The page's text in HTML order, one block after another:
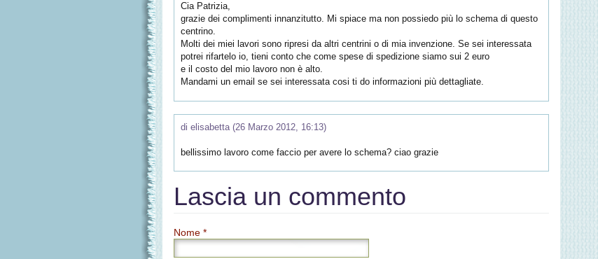
Cia Patrizia,
grazie dei complimenti innanzitutto. Mi spiace ma non possiedo più lo schema di questo
centrino.
Molti dei miei lavori sono ripresi da altri centrini o di mia invenzione. Se sei interessata
potrei rifartelo io, tieni conto che come spese di spedizione siamo sui 2 euro
e il costo del mio lavoro non è alto.
Mandami un email se sei interessata cosi ti do informazioni più dettagliate.
di elisabetta (26 Marzo 2012, 16:13)
bellissimo lavoro come faccio per avere lo schema? ciao grazie
Lascia un commento
Nome *